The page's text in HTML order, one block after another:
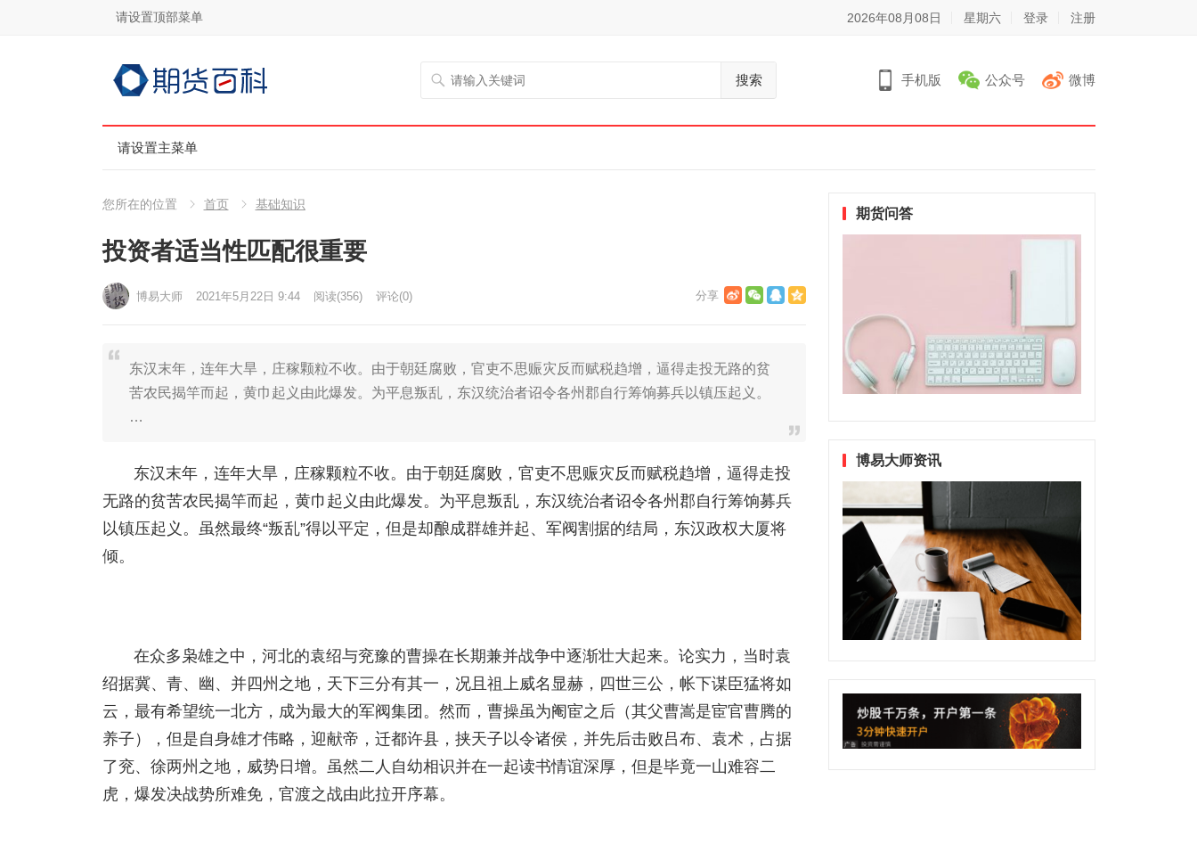
请设置顶部菜单 2026年08月08日 星期六 登录 注册
搜索 手机版 公众号 微博
请设置主菜单
您所在的位置 首页 基础知识
投资者适当性匹配很重要
博易大师 2021年5月22日 9:44 阅读(356) 评论(0)
东汉末年，连年大旱，庄稼颗粒不收。由于朝廷腐败，官吏不思赈灾反而赋税趋增，逼得走投无路的贫
苦农民揭竿而起，黄巾起义由此爆发。为平息叛乱，东汉统治者诏令各州郡自行筹饷募兵以镇压起义。
…
东汉末年，连年大旱，庄稼颗粒不收。由于朝廷腐败，官吏不思赈灾反而赋税趋增，逼得走投
无路的贫苦农民揭竿而起，黄巾起义由此爆发。为平息叛乱，东汉统治者诏令各州郡自行筹饷募兵
以镇压起义。虽然最终“叛乱”得以平定，但是却酿成群雄并起、军阀割据的结局，东汉政权大厦将
倾。
在众多枭雄之中，河北的袁绍与兖豫的曹操在长期兼并战争中逐渐壮大起来。论实力，当时袁
绍据冀、青、幽、并四州之地，天下三分有其一，况且祖上威名显赫，四世三公，帐下谋臣猛将如
云，最有希望统一北方，成为最大的军阀集团。然而，曹操虽为阉宦之后（其父曹嵩是宦官曹腾的
养子），但是自身雄才伟略，迎献帝，迁都许县，挟天子以令诸侯，并先后击败吕布、袁术，占据
了兖、徐两州之地，威势日增。虽然二人自幼相识并在一起读书情谊深厚，但是毕竟一山难容二
虎，爆发决战势所难免，官渡之战由此拉开序幕。
期货问答
博易大师资讯